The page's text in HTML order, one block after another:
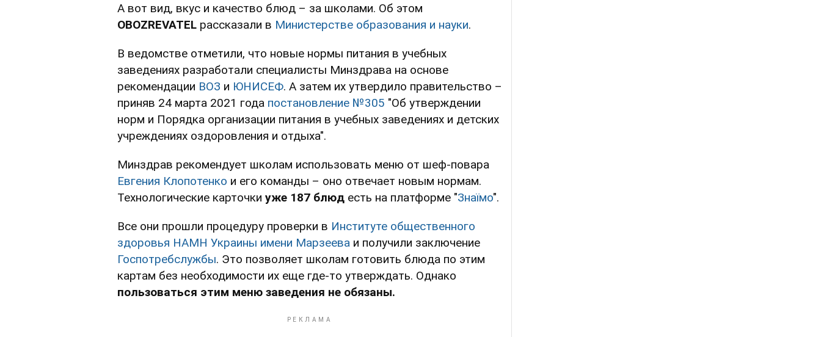
А вот вид, вкус и качество блюд – за школами. Об этом
OBOZREVATEL рассказали в Министерстве образования и науки.
В ведомстве отметили, что новые нормы питания в учебных
заведениях разработали специалисты Минздрава на основе
рекомендации ВОЗ и ЮНИСЕФ. А затем их утвердило правительство –
приняв 24 марта 2021 года постановление №305 "Об утверждении
норм и Порядка организации питания в учебных заведениях и детских
учреждениях оздоровления и отдыха".
Минздрав рекомендует школам использовать меню от шеф-повара
Евгения Клопотенко и его команды – оно отвечает новым нормам.
Технологические карточки уже 187 блюд есть на платформе "Знаїмо".
Все они прошли процедуру проверки в Институте общественного
здоровья НАМН Украины имени Марзеева и получили заключение
Госпотребслужбы. Это позволяет школам готовить блюда по этим
картам без необходимости их еще где-то утверждать. Однако
пользоваться этим меню заведения не обязаны.